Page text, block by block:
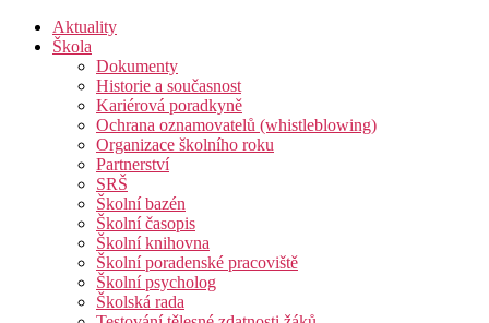
Aktuality
Škola
Dokumenty
Historie a současnost
Kariérová poradkyně
Ochrana oznamovatelů (whistleblowing)
Organizace školního roku
Partnerství
SRŠ
Školní bazén
Školní časopis
Školní knihovna
Školní poradenské pracoviště
Školní psycholog
Školská rada